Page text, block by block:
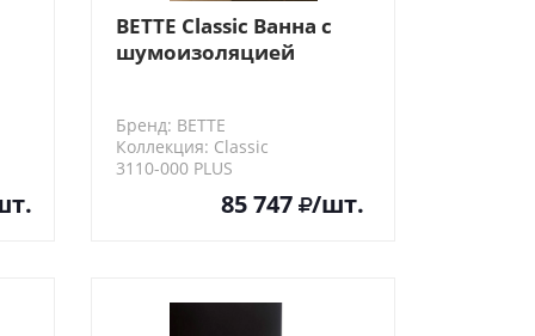
BETTE Classic Ванна с
шумоизоляцией
Бренд: BETTE
Коллекция: Classic
3110-000 PLUS
85 747 /шт.